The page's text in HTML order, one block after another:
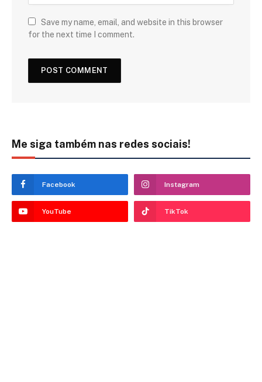
Save my name, email, and website in this browser
for the next time I comment.
Me siga também nas redes sociais!
Facebook Instagram
YouTube TikTok